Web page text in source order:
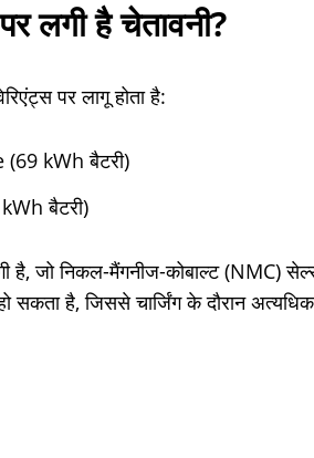
लगी है चेतावनी?
पर लागू होता है:
kWh बैटरी)
बैटरी)
है, जो निकल-मैंगनीज-कोबाल्ट (NMC)
है, जिससे चार्जिंग के दौरान अत्यधिक